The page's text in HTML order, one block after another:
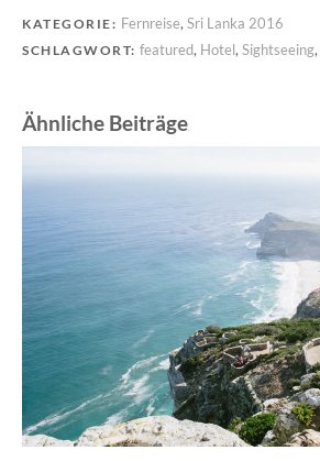
KATEGORIE: Fernreise, Sri Lanka 2016
SCHLAGWORT: featured, Hotel, Sightseeing,
Ähnliche Beiträge